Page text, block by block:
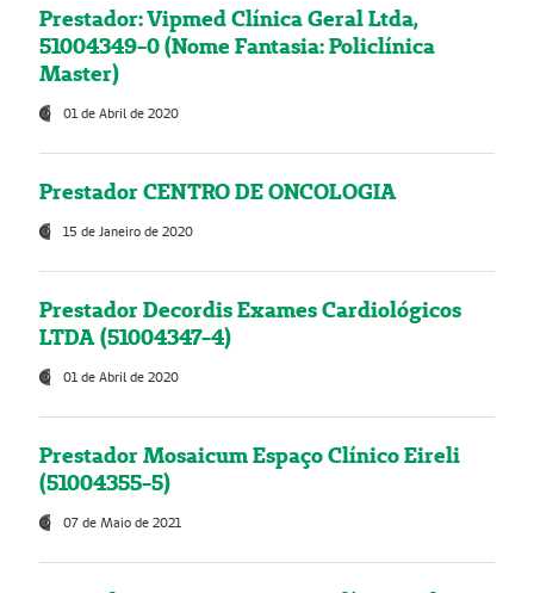
Prestador: Vipmed Clínica Geral Ltda,
51004349-0 (Nome Fantasia: Policlínica
Master)
01 de Abril de 2020
Prestador CENTRO DE ONCOLOGIA
15 de Janeiro de 2020
Prestador Decordis Exames Cardiológicos
LTDA (51004347-4)
01 de Abril de 2020
Prestador Mosaicum Espaço Clínico Eireli
(51004355-5)
07 de Maio de 2021